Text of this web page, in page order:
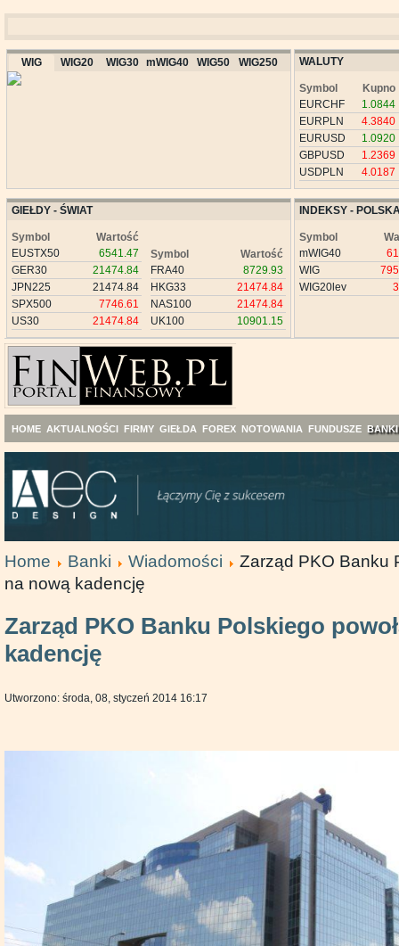
WIG WIG20 WIG30 mWIG40 WIG50 WIG250 WALUTY
Symbol
Kupno
EURCHF
1.0844
EURPLN
4.3840
EURUSD
1.0920
GBPUSD
1.2369
USDPLN
4.0187
GIEŁDY - ŚWIAT
Symbol
Wartość
EUSTX50
6541.47
GER30
21474.84
JPN225
21474.84
SPX500
7746.61
US30
21474.84
Symbol
Wartość
FRA40
8729.93
HKG33
21474.84
NAS100
21474.84
UK100
10901.15
INDEKSY -
Symbol
mWIG40
WIG
WIG20lev
HOME AKTUALNOŚCI FIRMY GIEŁDA FOREX NOTOWANIA FUNDUSZE BANKI
Home Banki Wiadomości
Zarząd PKO Banku
na nową kadencję
Zarząd PKO Banku Polskiego
kadencję
Utworzono: środa, 08, styczeń 2014 16:17